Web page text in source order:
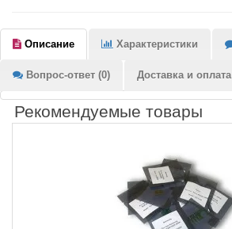
Описание Характеристики
Вопрос-ответ (0) Доставка и оплата
Рекомендуемые товары